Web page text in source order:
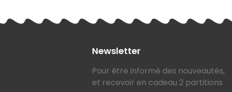
Newsletter
Pour être informé des nouveautés,
et recevoir en cadeau 2 partitions